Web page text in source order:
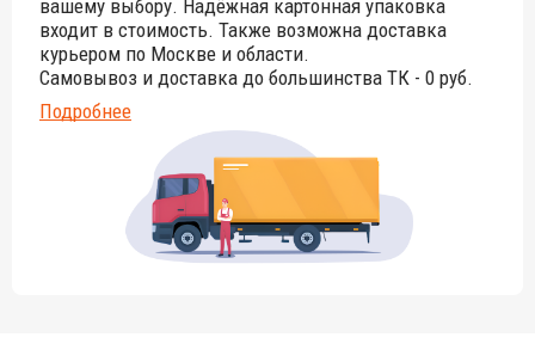
вашему выбору. Надёжная картонная упаковка
входит в стоимость. Также возможна доставка
курьером по Москве и области.
Самовывоз и доставка до большинства ТК - 0 руб.
Подробнее